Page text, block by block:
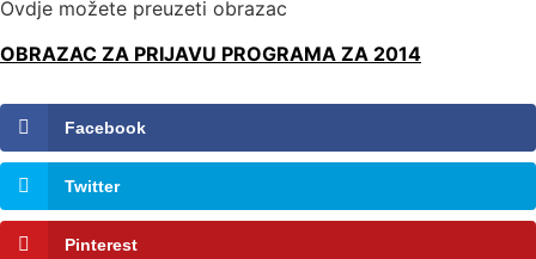
Ovdje možete preuzeti obrazac
OBRAZAC ZA PRIJAVU PROGRAMA ZA 2014
Facebook
Twitter
Pinterest